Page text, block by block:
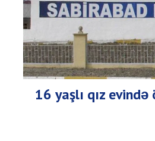
16 yaşlı qız evində